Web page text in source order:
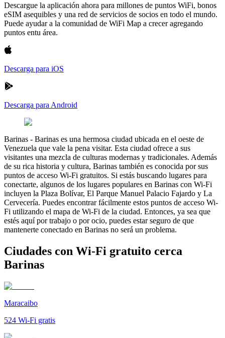
Descargue la aplicación ahora para millones de puntos WiFi, bonos
eSIM asequibles y una red de servicios de socios en todo el mundo.
Puede ayudar a la comunidad de WiFi Map a crecer agregando
puntos entu área.
Descarga para iOS
Descarga para Android
Barinas - Barinas es una hermosa ciudad ubicada en el oeste de
Venezuela que vale la pena visitar. Esta ciudad ofrece a sus
visitantes una mezcla de culturas modernas y tradicionales. Además
de su rica historia y cultura, Barinas también es conocida por sus
puntos de acceso Wi-Fi gratuitos. Si estás buscando lugares para
conectarte, algunos de los lugares populares en Barinas con Wi-Fi
incluyen la Plaza Bolívar, El Parque Manuel Palacio Fajardo y La
Cervecería. Puedes encontrar fácilmente estos puntos de acceso Wi-
Fi utilizando el mapa de Wi-Fi de la ciudad. Entonces, ya sea que
estés aquí por trabajo o por ocio, puedes estar seguro de que
mantenerte conectado en Barinas no será un problema.
Ciudades con Wi-Fi gratuito cerca
Barinas
Maracaibo
524 Wi-Fi gratis